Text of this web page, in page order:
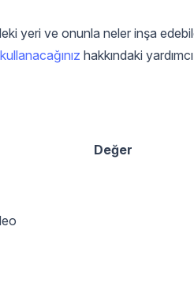
yeri ve onunla neler inşa
hakkındaki
Değer